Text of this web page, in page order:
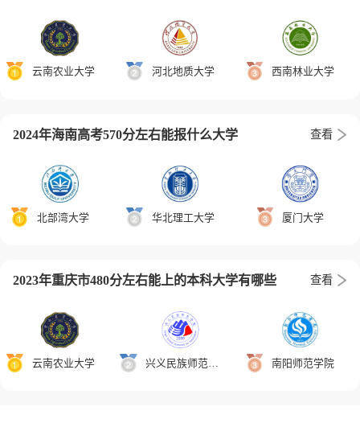
云南农业大学 河北地质大学 西南林业大学
2024年海南高考570分左右能报什么大学 查看
北部湾大学 华北理工大学 厦门大学
2023年重庆市480分左右能上的本科大学有哪些 查看
云南农业大学 兴义民族师范学院 南阳师范学院